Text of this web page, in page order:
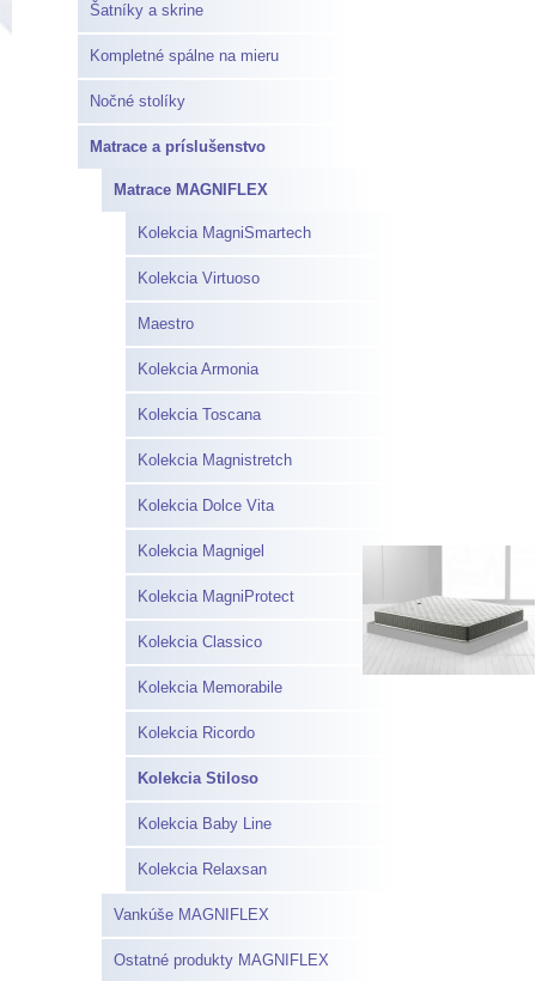
Šatníky a skrine
Kompletné spálne na mieru
Nočné stolíky
Matrace a príslušenstvo
Matrace MAGNIFLEX
Kolekcia MagniSmartech
Kolekcia Virtuoso
Maestro
Kolekcia Armonia
Kolekcia Toscana
Kolekcia Magnistretch
Kolekcia Dolce Vita
Kolekcia Magnigel
Kolekcia MagniProtect
Kolekcia Classico
Kolekcia Memorabile
Kolekcia Ricordo
Kolekcia Stiloso
Kolekcia Baby Line
Kolekcia Relaxsan
Vankúše MAGNIFLEX
Ostatné produkty MAGNIFLEX